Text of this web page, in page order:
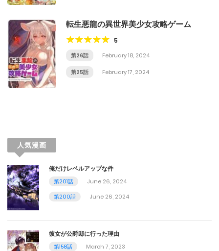
転生悪龍の異世界美少女攻略ゲーム
5
第26話 February 18, 2024
第25話 February 17, 2024
人気漫画
俺だけレベルアップな件
第201話
June 26, 2024
第200話
June 26, 2024
彼女が公爵邸に行った理由
第158話
March 7, 2023